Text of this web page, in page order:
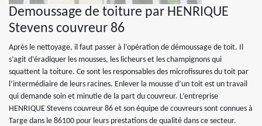
Demoussage de toiture par HENRIQUE
Stevens couvreur 86
Après le nettoyage, il faut passer à l’opération de démoussage de toit. Il
s’agit d’éradiquer les mousses, les licheurs et les champignons qui
squattent la toiture. Ce sont les responsables des microfissures du toit par
l’intermédiaire de leurs racines. Enlever la mousse d’un toit est un travail
qui demande soin et minutie de la part du couvreur. L’entreprise
HENRIQUE Stevens couvreur 86 et son équipe de couvreurs sont connues à
Targe dans le 86100 pour leurs prestations de qualité dans ce secteur.